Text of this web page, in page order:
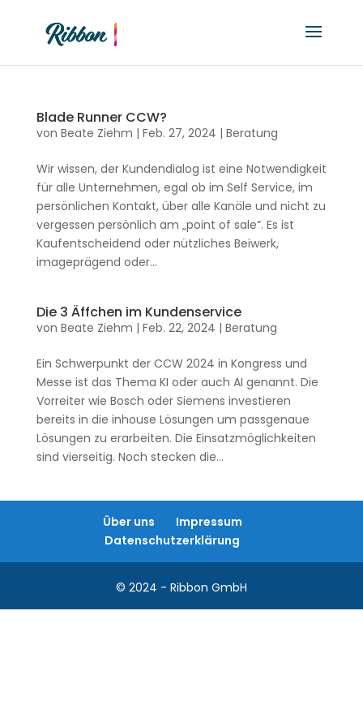
Blade Runner CCW?
von Beate Ziehm | Feb. 27, 2024 | Beratung
Wir wissen, der Kundendialog ist eine Notwendigkeit
für alle Unternehmen, egal ob im Self Service, im
persönlichen Kontakt, über alle Kanäle und nicht zu
vergessen persönlich am „point of sale“. Es ist
Kaufentscheidend oder nützliches Beiwerk,
imageprägend oder...
Die 3 Äffchen im Kundenservice
von Beate Ziehm | Feb. 22, 2024 | Beratung
Ein Schwerpunkt der CCW 2024 in Kongress und
Messe ist das Thema KI oder auch AI genannt. Die
Vorreiter wie Bosch oder Siemens investieren
bereits in die inhouse Lösungen um passgenaue
Lösungen zu erarbeiten. Die Einsatzmöglichkeiten
sind vierseitig. Noch stecken die...
Über uns
Impressum
Datenschutzerklärung
© 2024 - Ribbon GmbH